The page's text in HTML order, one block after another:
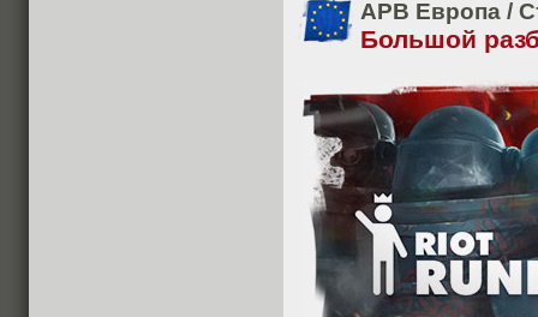
APB Европа /
Большой